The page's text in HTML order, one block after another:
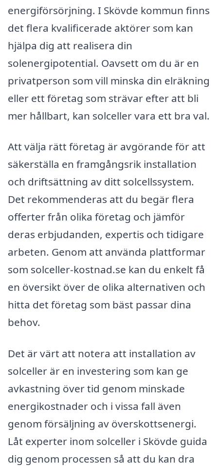
energiförsörjning. I Skövde kommun finns
det flera kvalificerade aktörer som kan
hjälpa dig att realisera din
solenergipotential. Oavsett om du är en
privatperson som vill minska din elräkning
eller ett företag som strävar efter att bli
mer hållbart, kan solceller vara ett bra val.
Att välja rätt företag är avgörande för att
säkerställa en framgångsrik installation
och driftsättning av ditt solcellssystem.
Det rekommenderas att du begär flera
offerter från olika företag och jämför
deras erbjudanden, expertis och tidigare
arbeten. Genom att använda plattformar
som solceller-kostnad.se kan du enkelt få
en översikt över de olika alternativen och
hitta det företag som bäst passar dina
behov.
Det är värt att notera att installation av
solceller är en investering som kan ge
avkastning över tid genom minskade
energikostnader och i vissa fall även
genom försäljning av överskottsenergi.
Låt experter inom solceller i Skövde guida
dig genom processen så att du kan dra